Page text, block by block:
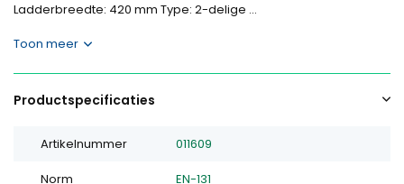
Ladderbreedte: 420 mm Type: 2-delige ...
Toon meer
Productspecificaties
Artikelnummer 011609
Norm EN-131